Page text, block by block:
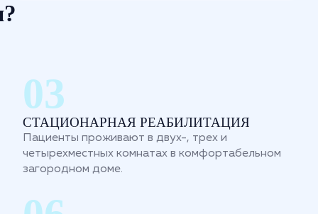
СТАЦИОНАРНАЯ РЕАБИЛИТАЦИЯ
Пациенты проживают в двух-, трех и
четырехместных комнатах в комфортабельном
загородном доме.